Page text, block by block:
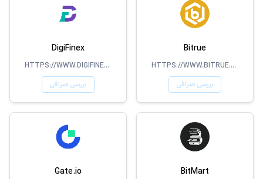
Bitrue
HTTPS://WWW.BITRUE.COM/
بررسی صرافی
DigiFinex
HTTPS://WWW.DIGIFINEX.COM/
بررسی صرافی
BitMart
Gate.io